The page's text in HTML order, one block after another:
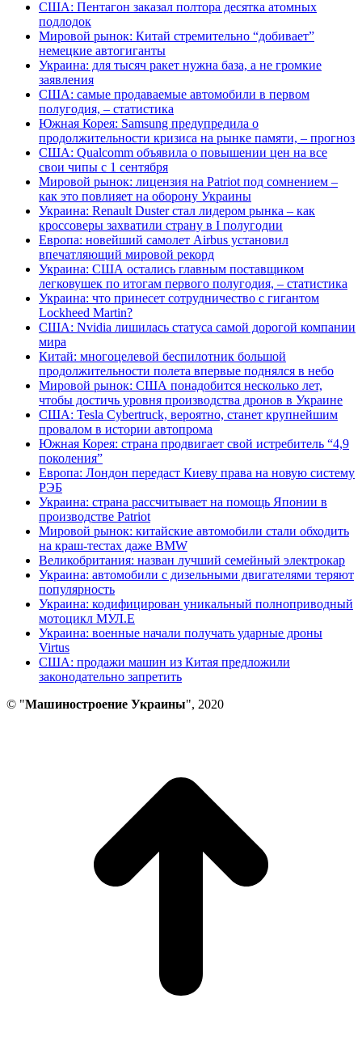
США: Пентагон заказал полтора десятка атомных
подлодок
Мировой рынок: Китай стремительно “добивает”
немецкие автогиганты
Украина: для тысяч ракет нужна база, а не громкие
заявления
США: самые продаваемые автомобили в первом
полугодия, – статистика
Южная Корея: Samsung предупредила о
продолжительности кризиса на рынке памяти, – прогноз
США: Qualcomm объявила о повышении цен на все
свои чипы с 1 сентября
Мировой рынок: лицензия на Patriot под сомнением –
как это повлияет на оборону Украины
Украина: Renault Duster стал лидером рынка – как
кроссоверы захватили страну в I полугодии
Европа: новейший самолет Airbus установил
впечатляющий мировой рекорд
Украина: США остались главным поставщиком
легковушек по итогам первого полугодия, – статистика
Украина: что принесет сотрудничество с гигантом
Lockheed Martin?
США: Nvidia лишилась статуса самой дорогой компании
мира
Китай: многоцелевой беспилотник большой
продолжительности полета впервые поднялся в небо
Мировой рынок: США понадобится несколько лет,
чтобы достичь уровня производства дронов в Украине
США: Tesla Cybertruck, вероятно, станет крупнейшим
провалом в истории автопрома
Южная Корея: страна продвигает свой истребитель “4,9
поколения”
Европа: Лондон передаст Киеву права на новую систему
РЭБ
Украина: страна рассчитывает на помощь Японии в
производстве Patriot
Мировой рынок: китайские автомобили стали обходить
на краш-тестах даже BMW
Великобритания: назван лучший семейный электрокар
Украина: автомобили с дизельными двигателями теряют
популярность
Украина: кодифицирован уникальный полноприводный
мотоцикл МУЛ.Е
Украина: военные начали получать ударные дроны
Virtus
США: продажи машин из Китая предложили
законодательно запретить
© "Машиностроение Украины", 2020